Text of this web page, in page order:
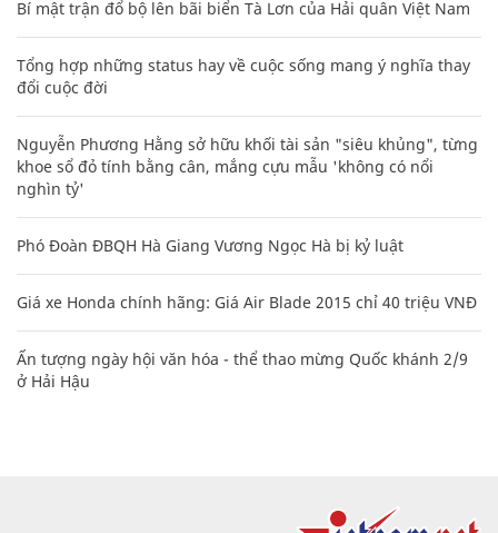
Bí mật trận đổ bộ lên bãi biển Tà Lơn của Hải quân Việt Nam
Tổng hợp những status hay về cuộc sống mang ý nghĩa thay
đổi cuộc đời
Nguyễn Phương Hằng sở hữu khối tài sản "siêu khủng", từng
khoe sổ đỏ tính bằng cân, mắng cựu mẫu 'không có nổi
nghìn tỷ'
Phó Đoàn ĐBQH Hà Giang Vương Ngọc Hà bị kỷ luật
Giá xe Honda chính hãng: Giá Air Blade 2015 chỉ 40 triệu VNĐ
Ấn tượng ngày hội văn hóa - thể thao mừng Quốc khánh 2/9
ở Hải Hậu